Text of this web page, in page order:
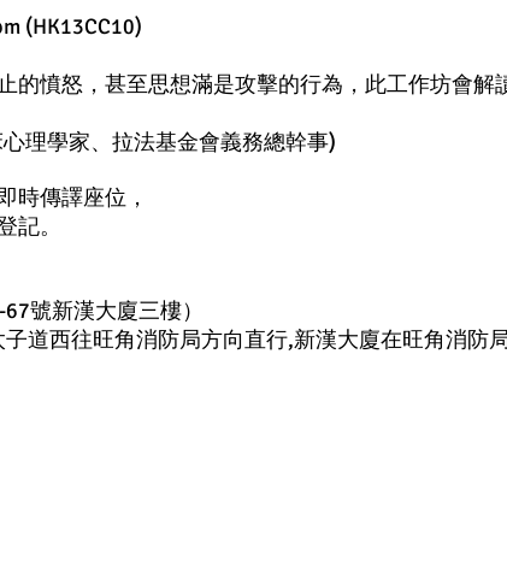
(HK13CC10)
的憤怒，甚至思想滿是攻擊的行為，此工作坊會
理學家、拉法基金會義務總幹事)
時傳譯座位，
記。
號新漢大廈三樓）
道西往旺角消防局方向直行,新漢大廈在旺角消防